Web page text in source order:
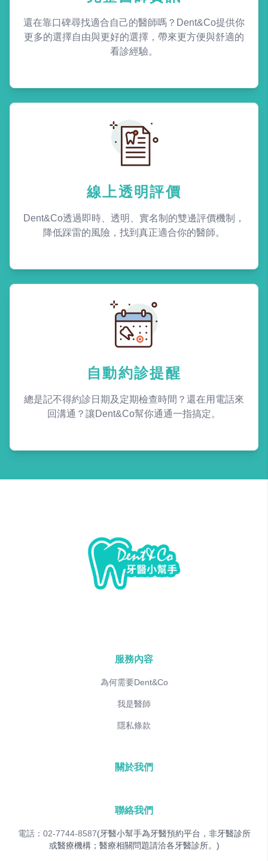
還在靠口碑尋找適合自己的醫師嗎？Dent&Co提供你
更多的選擇自由與更好的選擇，帶來更方便與舒適的
看診經驗。
線上透明評價
Dent&Co透過即時、透明、實名制的雙邊評價機制，
降低踩雷的風險，找到真正適合你的醫師。
自動約診提醒
總是記不得約診日期及定期檢查時間？還在用電話來
回溝通？讓Dent&Co幫你通通一指搞定。
服務內容
為何需要Dent&Co
我是醫師
隱私條款
關於我們
聯絡我們
電話：02-7744-8587(牙醫小幫手為牙醫預約平台，非牙醫診所
或醫療機構；醫療相關問題請洽各牙醫診所。)